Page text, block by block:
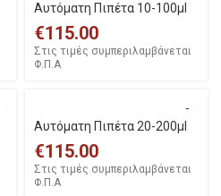
Αυτόματη Πιπέτα 10-100μl
€115.00
Στις τιμές συμπεριλαμβάνεται
Φ.Π.Α
Αυτόματη Πιπέτα 20-200μl
€115.00
Στις τιμές συμπεριλαμβάνεται
Φ.Π.Α